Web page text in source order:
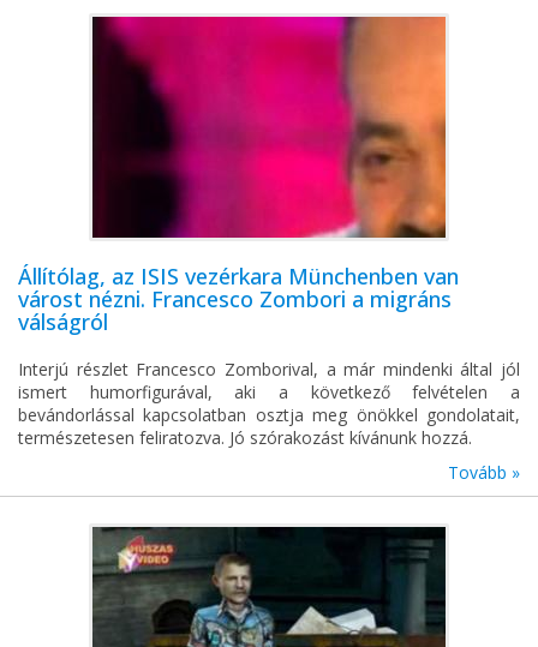
Állítólag, az ISIS vezérkara Münchenben van
várost nézni. Francesco Zombori a migráns
válságról
Interjú részlet Francesco Zomborival, a már mindenki által jól
ismert humorfigurával, aki a következő felvételen a
bevándorlással kapcsolatban osztja meg önökkel gondolatait,
természetesen feliratozva. Jó szórakozást kívánunk hozzá.
Tovább »